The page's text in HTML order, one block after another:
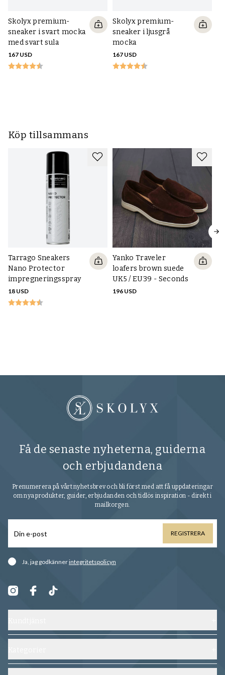
Skolyx premium-
sneaker i svart mocka
med svart sula
167 USD
Skolyx premium-
sneaker i ljusgrå
mocka
167 USD
Köp tillsammans
Tarrago Sneakers
Nano Protector
impregneringsspray
18 USD
Yanko Traveler
loafers brown suede
UK5 / EU39 - Seconds
196 USD
Få de senaste nyheterna, guiderna
och erbjudandena
Prenumerera på vårt nyhetsbrev och bli först med att få uppdateringar
om nya produkter, guider, erbjudanden och tidlös inspiration - direkt i
mailkorgen.
REGISTRERA
Ja, jag godkännerintegritetspolicyn
Kontakta oss
Vanliga frågor
Skor